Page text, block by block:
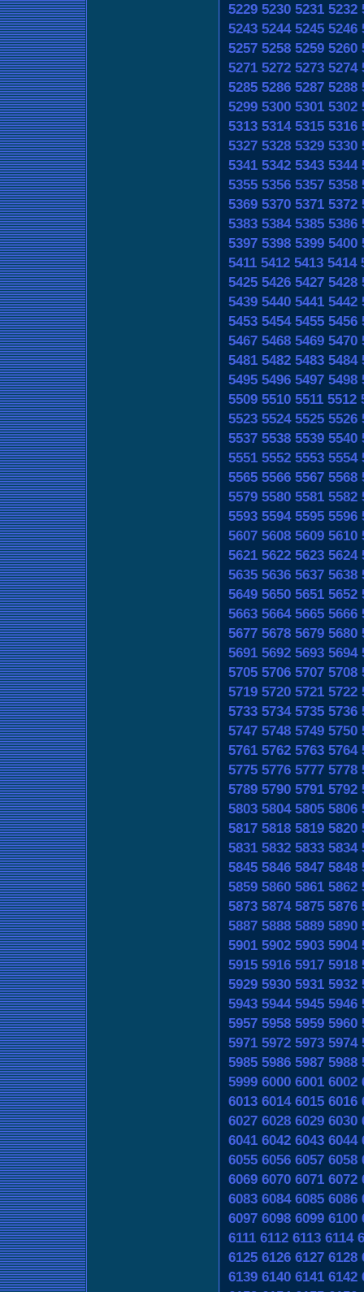
5229 5230 5231 5232
5243 5244 5245 5246
5257 5258 5259 5260
5271 5272 5273 5274
5285 5286 5287 5288
5299 5300 5301 5302
5313 5314 5315 5316
5327 5328 5329 5330
5341 5342 5343 5344
5355 5356 5357 5358
5369 5370 5371 5372
5383 5384 5385 5386
5397 5398 5399 5400
5411 5412 5413 5414
5425 5426 5427 5428
5439 5440 5441 5442
5453 5454 5455 5456
5467 5468 5469 5470
5481 5482 5483 5484
5495 5496 5497 5498
5509 5510 5511 5512
5523 5524 5525 5526
5537 5538 5539 5540
5551 5552 5553 5554
5565 5566 5567 5568
5579 5580 5581 5582
5593 5594 5595 5596
5607 5608 5609 5610
5621 5622 5623 5624
5635 5636 5637 5638
5649 5650 5651 5652
5663 5664 5665 5666
5677 5678 5679 5680
5691 5692 5693 5694
5705 5706 5707 5708
5719 5720 5721 5722
5733 5734 5735 5736
5747 5748 5749 5750
5761 5762 5763 5764
5775 5776 5777 5778
5789 5790 5791 5792
5803 5804 5805 5806
5817 5818 5819 5820
5831 5832 5833 5834
5845 5846 5847 5848
5859 5860 5861 5862
5873 5874 5875 5876
5887 5888 5889 5890
5901 5902 5903 5904
5915 5916 5917 5918
5929 5930 5931 5932
5943 5944 5945 5946
5957 5958 5959 5960
5971 5972 5973 5974
5985 5986 5987 5988
5999 6000 6001 6002
6013 6014 6015 6016
6027 6028 6029 6030
6041 6042 6043 6044
6055 6056 6057 6058
6069 6070 6071 6072
6083 6084 6085 6086
6097 6098 6099 6100
6111 6112 6113 6114
6125 6126 6127 6128
6139 6140 6141 6142